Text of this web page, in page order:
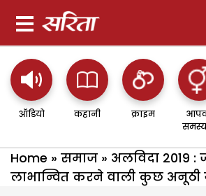
ऑडियो कहानी क्राइम
Home » समाज » अलविदा 2019
लाभान्वित करने वाली कुछ अनूठी